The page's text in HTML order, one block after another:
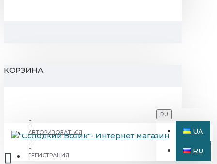
КОРЗИНА
АВТОРИЗОВАТЬСЯ
РЕГИСТРАЦИЯ
RU
UA
RU